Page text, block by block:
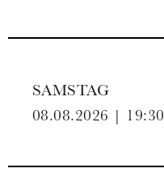
SAMSTAG
08.08.2026 | 19:30